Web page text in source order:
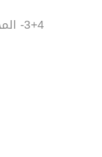
3+4- المحاضرتين الثالثة والرابعة